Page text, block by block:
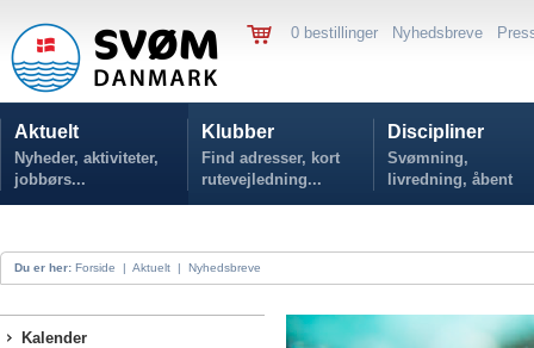
0 bestillinger Nyhedsbreve
Aktuelt
Nyheder, aktiviteter,
jobbørs...
Klubber
Find adresser, kort
rutevejledning...
Discipliner
Svømning,
livredning, åbent
vand...
Du er her: Forside | Aktuelt | Nyhedsbreve
Kalender